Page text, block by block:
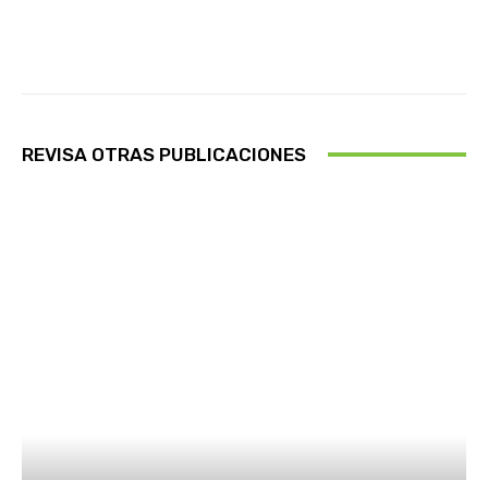
REVISA OTRAS PUBLICACIONES